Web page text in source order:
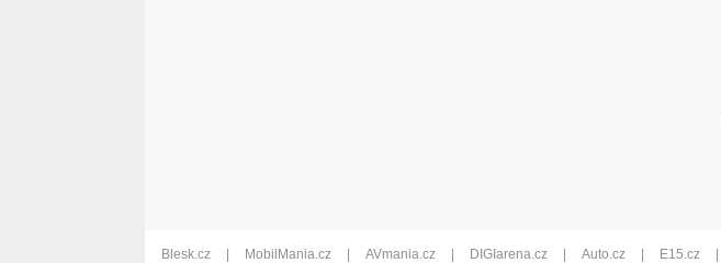
Blesk.cz MobilMania.cz AVmania.cz DIGIarena.cz Auto.cz E15.cz